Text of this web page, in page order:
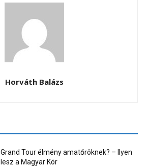
Horváth Balázs
Grand Tour élmény amatőröknek? – Ilyen
lesz a Magyar Kör